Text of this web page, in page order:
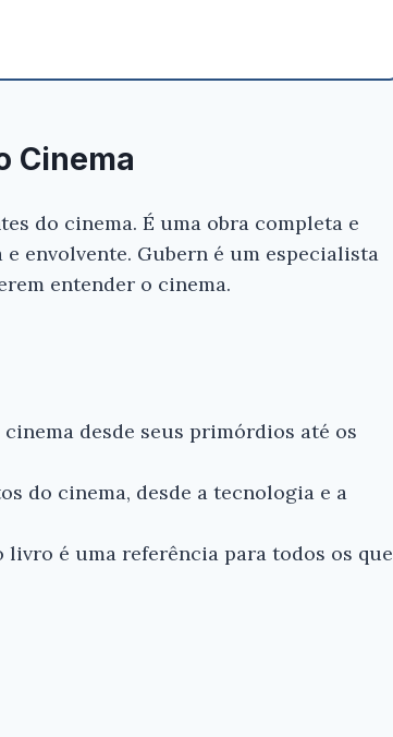
Cinema
do cinema. É uma obra completa e
envolvente. Gubern é um especialista
entender o cinema.
desde seus primórdios até os
do cinema, desde a tecnologia e a
é uma referência para todos os que